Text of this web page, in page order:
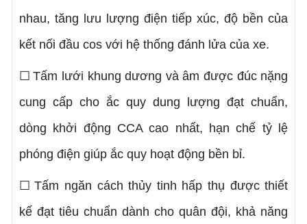
nhau, tăng lưu lượng điện tiếp xúc, độ bền của
kết nối đầu cos với hệ thống đánh lửa của xe.
☐ Tấm lưới khung dương và âm được đúc nặng
cung cấp cho ắc quy dung lượng đạt chuẩn,
dòng khởi động CCA cao nhất, hạn chế tỷ lệ
phóng điện giúp ắc quy hoạt động bền bỉ.
☐ Tấm ngăn cách thủy tinh hấp thụ được thiết
kế đạt tiêu chuẩn dành cho quân đội, khả năng